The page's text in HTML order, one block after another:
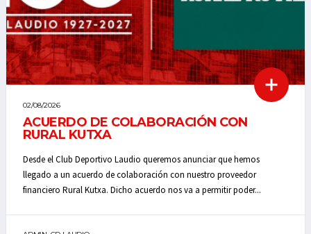
02/08/2026
ACUERDO DE COLABORACIÓN CON
RURAL KUTXA
Desde el Club Deportivo Laudio queremos anunciar que hemos
llegado a un acuerdo de colaboración con nuestro proveedor
financiero Rural Kutxa. Dicho acuerdo nos va a permitir poder...